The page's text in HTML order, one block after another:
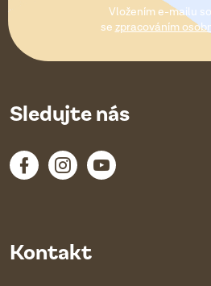
Vložením e-mailu
se zpracováním
Kontakt
Sledujte nás